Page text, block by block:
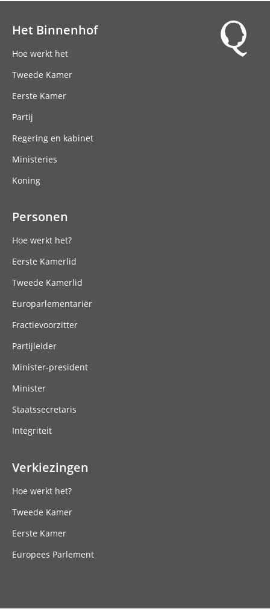
Het Binnenhof
Hoe werkt het
Tweede Kamer
Eerste Kamer
Partij
Regering en kabinet
Ministeries
Koning
Personen
Hoe werkt het?
Eerste Kamerlid
Tweede Kamerlid
Europarlementariër
Fractievoorzitter
Partijleider
Minister-president
Minister
Staatssecretaris
Integriteit
Verkiezingen
Hoe werkt het?
Tweede Kamer
Eerste Kamer
Europees Parlement